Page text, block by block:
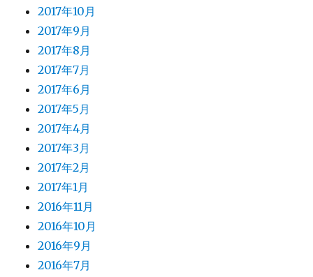
2017年10月
2017年9月
2017年8月
2017年7月
2017年6月
2017年5月
2017年4月
2017年3月
2017年2月
2017年1月
2016年11月
2016年10月
2016年9月
2016年7月